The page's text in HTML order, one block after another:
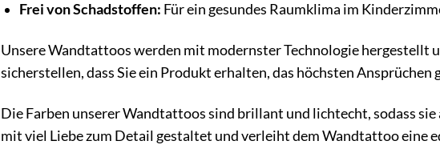
Frei von Schadstoffen: Für ein gesundes Raumklima im
Unsere Wandtattoos werden mit modernster Technologie
sicherstellen, dass Sie ein Produkt erhalten, das höchsten Ansprüchen
Die Farben unserer Wandtattoos sind brillant und lichtecht, sodass
mit viel Liebe zum Detail gestaltet und verleiht dem Wandtattoo eine